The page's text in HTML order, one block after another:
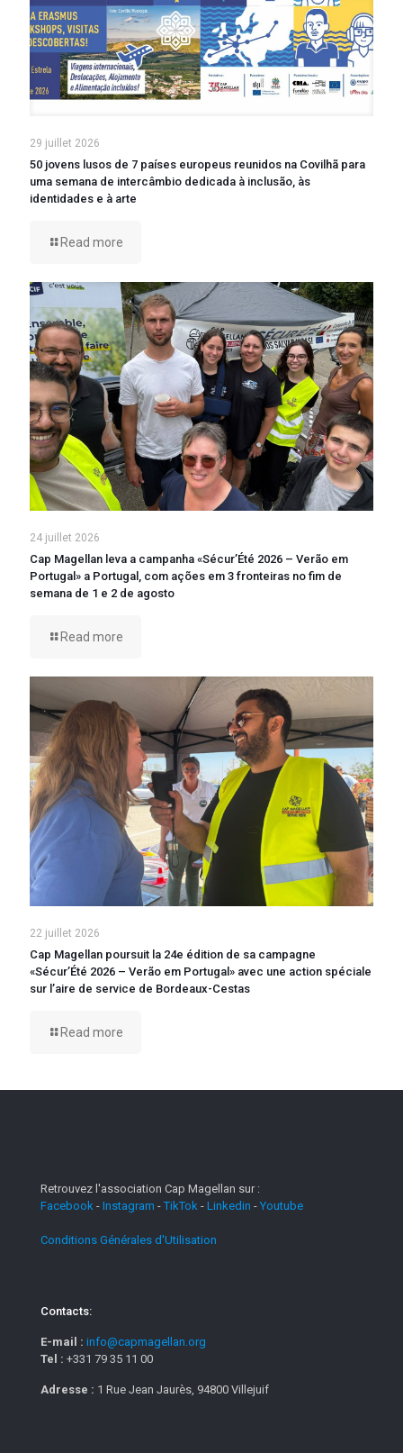
29 juillet 2026
50 jovens lusos de 7 países europeus reunidos na Covilhã para
uma semana de intercâmbio dedicada à inclusão, às
identidades e à arte
Read more
24 juillet 2026
Cap Magellan leva a campanha «Sécur’Été 2026 – Verão em
Portugal» a Portugal, com ações em 3 fronteiras no fim de
semana de 1 e 2 de agosto
Read more
22 juillet 2026
Cap Magellan poursuit la 24e édition de sa campagne
«Sécur’Été 2026 – Verão em Portugal» avec une action spéciale
sur l’aire de service de Bordeaux-Cestas
Read more
Retrouvez l'association Cap Magellan sur :
Facebook - Instagram -TikTok - Linkedin - Youtube
Conditions Générales d'Utilisation
Contacts:
E-mail : info@capmagellan.org
Tel : +331 79 35 11 00
Adresse : 1 Rue Jean Jaurès, 94800 Villejuif